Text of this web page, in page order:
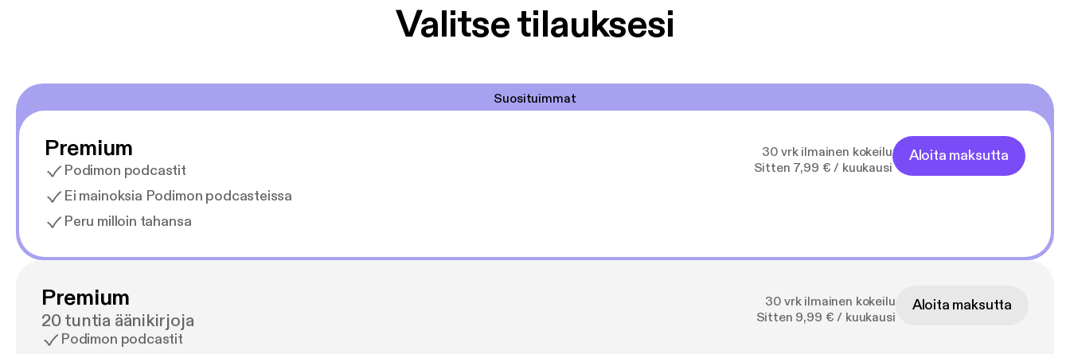
Valitse tilauksesi
Suosituimmat
Premium
Podimon podcastit
Ei mainoksia Podimon podcasteissa
Peru milloin tahansa
30 vrk ilmainen kokeilu
Sitten 7,99 € / kuukausi
Aloita maksutta
Premium
20 tuntia äänikirjoja
Podimon podcastit
30 vrk ilmainen kokeilu
Sitten 9,99 € / kuukausi
Aloita maksutta